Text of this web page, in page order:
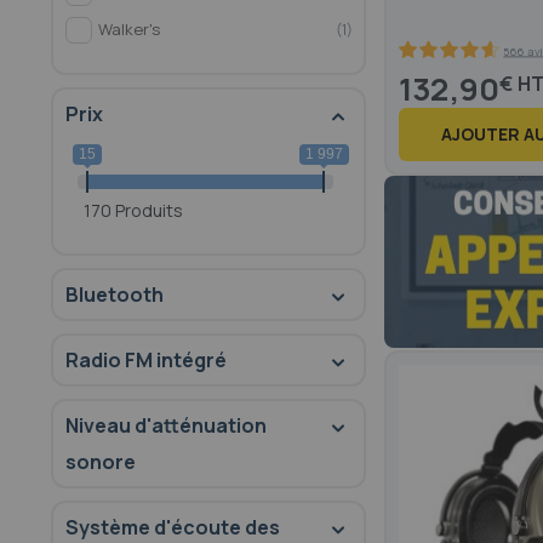
566
132,90€
AJOUTER
Walker's 1
Prix
15 1 997
170 Produits
Bluetooth
Radio FM intégré
Niveau d'atténuation
sonore
Système d'écoute des